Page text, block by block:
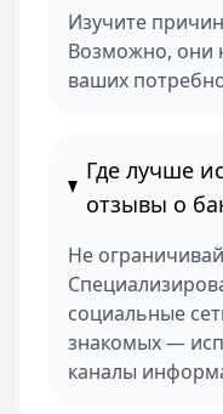
Изучите
Возможно, они
ваших
Где лучше
отзывы о
Не
социальные
знакомых —
каналы